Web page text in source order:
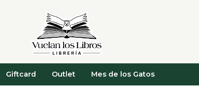
Giftcard Outlet Mes de los Gatos